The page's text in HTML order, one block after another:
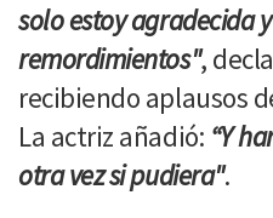
solo estoy agradecida
remordimientos",
recibiendo aplausos
La actriz añadió: “Y
otra vez si pudiera".